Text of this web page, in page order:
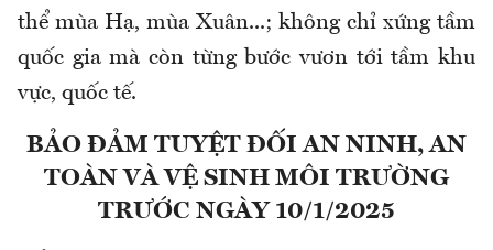
thể mùa Hạ, mùa Xuân...; không chỉ xứng tầm
quốc gia mà còn từng bước vươn tới tầm khu
vực, quốc tế.
BẢO ĐẢM TUYỆT ĐỐI AN NINH, AN
TOÀN VÀ VỆ SINH MÔI TRƯỜNG
TRƯỚC NGÀY 10/1/2025